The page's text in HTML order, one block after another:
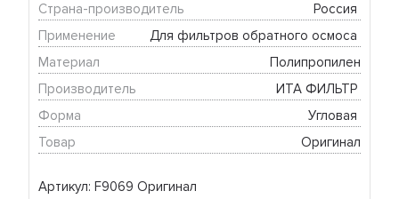
Артикул: F9069 Оригинал
Страна-производитель
Россия
Применение
Для фильтров обратного осмоса
Материал
Полипропилен
Производитель
ИТА ФИЛЬТР
Форма
Угловая
Товар
Оригинал